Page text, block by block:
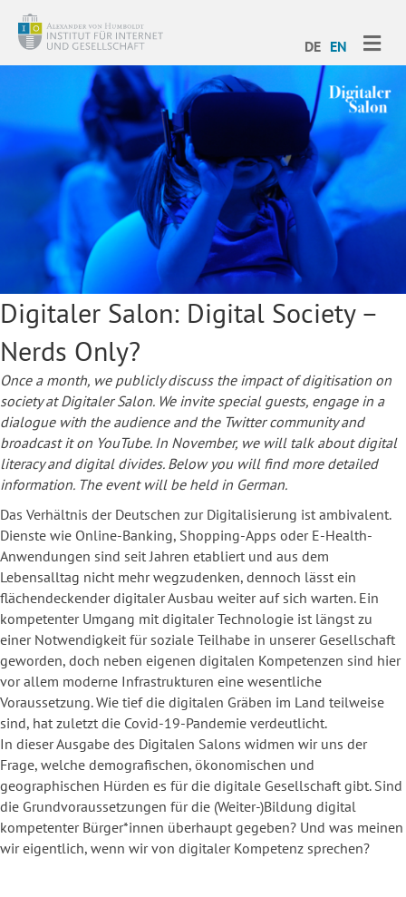
DE EN
Digitaler Salon: Digital Society –
Nerds Only?
Once a month, we publicly discuss the impact of digitisation on
society at Digitaler Salon. We invite special guests, engage in a
dialogue with the audience and the Twitter community and
broadcast it on YouTube. In November, we will talk about digital
literacy and digital divides. Below you will find more detailed
information. The event will be held in German.
Das Verhältnis der Deutschen zur Digitalisierung ist ambivalent.
Dienste wie Online-Banking, Shopping-Apps oder E-Health-
Anwendungen sind seit Jahren etabliert und aus dem
Lebensalltag nicht mehr wegzudenken, dennoch lässt ein
flächendeckender digitaler Ausbau weiter auf sich warten. Ein
kompetenter Umgang mit digitaler Technologie ist längst zu
einer Notwendigkeit für soziale Teilhabe in unserer Gesellschaft
geworden, doch neben eigenen digitalen Kompetenzen sind hier
vor allem moderne Infrastrukturen eine wesentliche
Voraussetzung. Wie tief die digitalen Gräben im Land teilweise
sind, hat zuletzt die Covid-19-Pandemie verdeutlicht.
In dieser Ausgabe des Digitalen Salons widmen wir uns der
Frage, welche demografischen, ökonomischen und
geographischen Hürden es für die digitale Gesellschaft gibt. Sind
die Grundvoraussetzungen für die (Weiter-)Bildung digital
kompetenter Bürger*innen überhaupt gegeben? Und was meinen
wir eigentlich, wenn wir von digitaler Kompetenz sprechen?